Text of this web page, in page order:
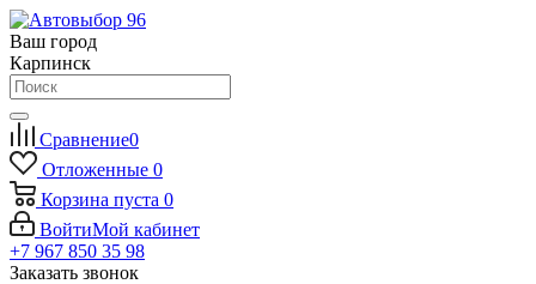
Ваш город
Карпинск
Сравнение0
Отложенные 0
Корзина пуста 0
ВойтиМой кабинет
+7 967 850 35 98
Заказать звонок